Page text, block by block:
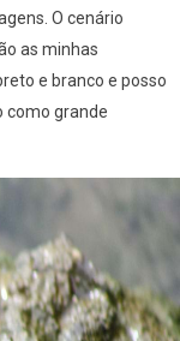
O cenário
as minhas
e branco e posso
como grande